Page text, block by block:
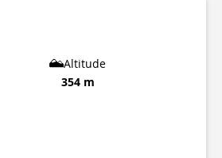
Altitude
354 m